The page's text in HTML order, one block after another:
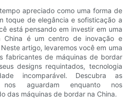
apreciado como uma forma de
toque de elegância e sofisticação a
está pensando em investir em uma
China é um centro de inovação e
artigo, levaremos você em uma
fabricantes de máquinas de bordar
designs requintados, tecnologia
incomparável. Descubra as
nos aguardam enquanto nos
das máquinas de bordar na China.